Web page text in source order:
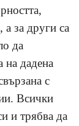
a за други са
да
на дадена
с
Всички
и трябва да